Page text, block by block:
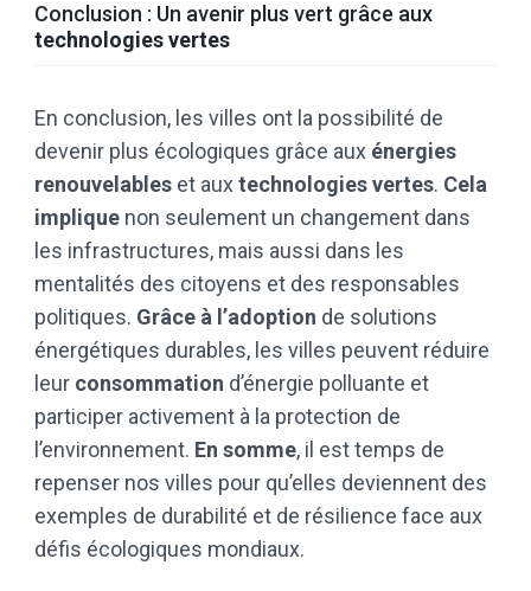
Conclusion : Un avenir plus vert grâce aux
technologies vertes
En conclusion, les villes ont la possibilité de
devenir plus écologiques grâce aux énergies
renouvelables et auxtechnologies vertes. Cela
implique non seulement un changement dans
les infrastructures, mais aussi dans les
mentalités des citoyens et des responsables
politiques. Grâce à l’adoption de solutions
énergétiques durables, les villes peuvent réduire
leur consommation d’énergie polluante et
participer activement à la protection de
l’environnement. En somme, il est temps de
repenser nos villes pour qu’elles deviennent des
exemples de durabilité et de résilience face aux
défis écologiques mondiaux.